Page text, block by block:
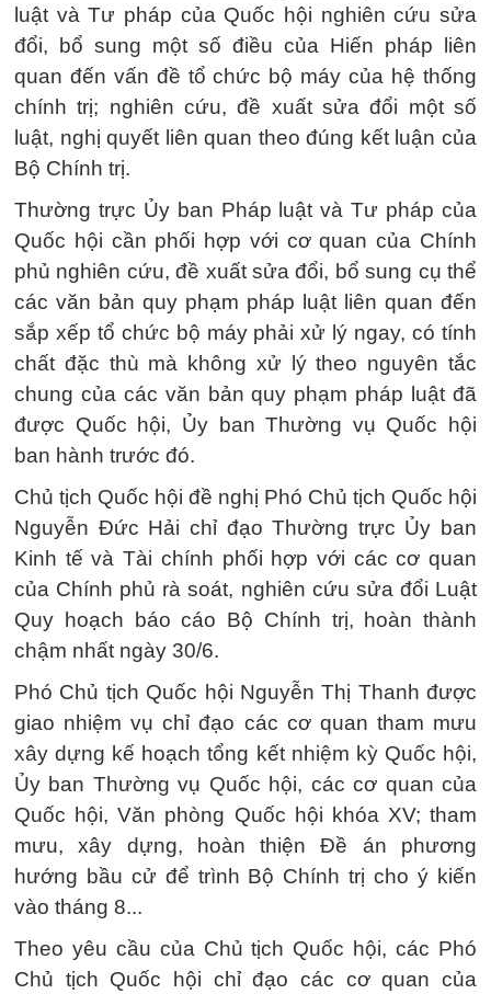
luật và Tư pháp của Quốc hội nghiên cứu sửa
đổi, bổ sung một số điều của Hiến pháp liên
quan đến vấn đề tổ chức bộ máy của hệ thống
chính trị; nghiên cứu, đề xuất sửa đổi một số
luật, nghị quyết liên quan theo đúng kết luận của
Bộ Chính trị.
Thường trực Ủy ban Pháp luật và Tư pháp của
Quốc hội cần phối hợp với cơ quan của Chính
phủ nghiên cứu, đề xuất sửa đổi, bổ sung cụ thể
các văn bản quy phạm pháp luật liên quan đến
sắp xếp tổ chức bộ máy phải xử lý ngay, có tính
chất đặc thù mà không xử lý theo nguyên tắc
chung của các văn bản quy phạm pháp luật đã
được Quốc hội, Ủy ban Thường vụ Quốc hội
ban hành trước đó.
Chủ tịch Quốc hội đề nghị Phó Chủ tịch Quốc hội
Nguyễn Đức Hải chỉ đạo Thường trực Ủy ban
Kinh tế và Tài chính phối hợp với các cơ quan
của Chính phủ rà soát, nghiên cứu sửa đổi Luật
Quy hoạch báo cáo Bộ Chính trị, hoàn thành
chậm nhất ngày 30/6.
Phó Chủ tịch Quốc hội Nguyễn Thị Thanh được
giao nhiệm vụ chỉ đạo các cơ quan tham mưu
xây dựng kế hoạch tổng kết nhiệm kỳ Quốc hội,
Ủy ban Thường vụ Quốc hội, các cơ quan của
Quốc hội, Văn phòng Quốc hội khóa XV; tham
mưu, xây dựng, hoàn thiện Đề án phương
hướng bầu cử để trình Bộ Chính trị cho ý kiến
vào tháng 8...
Theo yêu cầu của Chủ tịch Quốc hội, các Phó
Chủ tịch Quốc hội chỉ đạo các cơ quan của